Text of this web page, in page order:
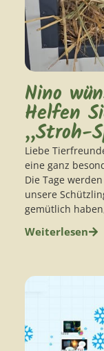
Nino
Helfen
„Stroh-
Liebe
eine ganz
Die Tage
unsere
gemütlich
Weiterlesen